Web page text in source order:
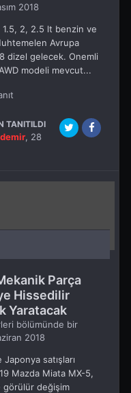
2018
2, 2.5 lt benzin ve
Avrupa
dizel gelecek. Onemli
modeli mevcut...
TANITILDI
, 28
Parça
Hissedilir
Yaratacak
bölümünde bir
2018
satışları
Mazda Miata MX-5,
görülür değişim